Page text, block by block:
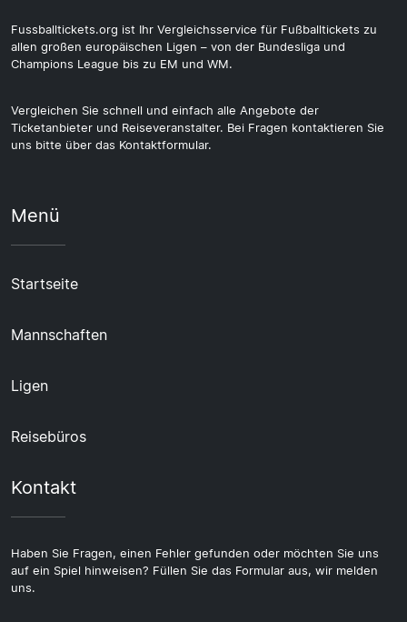
Fussballtickets.org ist Ihr Vergleichsservice für Fußballtickets zu
allen großen europäischen Ligen – von der Bundesliga und
Champions League bis zu EM und WM.
Vergleichen Sie schnell und einfach alle Angebote der
Ticketanbieter und Reiseveranstalter. Bei Fragen kontaktieren Sie
uns bitte über das Kontaktformular.
Menü
Startseite
Mannschaften
Ligen
Reisebüros
Kontakt
Haben Sie Fragen, einen Fehler gefunden oder möchten Sie uns
auf ein Spiel hinweisen? Füllen Sie das Formular aus, wir melden
uns.